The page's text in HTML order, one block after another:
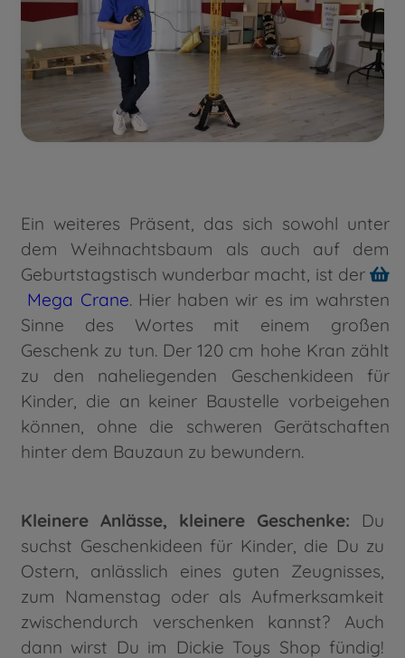
Ein weiteres Präsent, das sich sowohl unter
dem Weihnachtsbaum als auch auf dem
Geburtstagstisch wunderbar macht, ist der
Mega Crane. Hier haben wir es im wahrsten
Sinne des Wortes mit einem großen
Geschenk zu tun. Der 120 cm hohe Kran zählt
zu den naheliegenden Geschenkideen für
Kinder, die an keiner Baustelle vorbeigehen
können, ohne die schweren Gerätschaften
hinter dem Bauzaun zu bewundern.
Kleinere Anlässe, kleinere Geschenke: Du
suchst Geschenkideen für Kinder, die Du zu
Ostern, anlässlich eines guten Zeugnisses,
zum Namenstag oder als Aufmerksamkeit
zwischendurch verschenken kannst? Auch
dann wirst Du im Dickie Toys Shop fündig!